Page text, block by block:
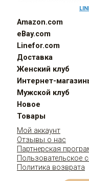
Amazon.com
eBay.com
Linefor.com
Доставка
Женский клуб
Интернет-
Мужской клуб
Новое
Товары
Мой аккаунт
Отзывы о нас
Партнерская
Пользовательское
Политика возврата